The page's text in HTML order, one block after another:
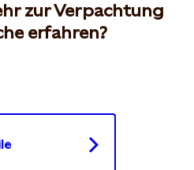
zur Verpachtung
erfahren?